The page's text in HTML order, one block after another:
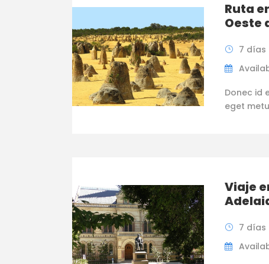
Ruta
Oeste
7 días
Donec id
eget
Viaje
7 días